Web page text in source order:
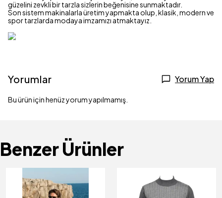
güzelini zevkli bir tarzla sizlerin beğenisine sunmaktadır.
Son sistem makinalarla üretim yapmakta olup, klasik, modern ve
spor tarzlarda modaya imzamızı atmaktayız.
Yorumlar Yorum Yap
Bu ürün için henüz yorum yapılmamış.
Benzer Ürünler